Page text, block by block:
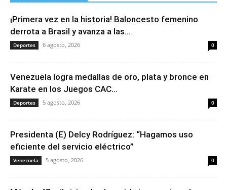
¡Primera vez en la historia! Baloncesto femenino
derrota a Brasil y avanza a las...
Deportes 6 agosto, 2026 0
Venezuela logra medallas de oro, plata y bronce en
Karate en los Juegos CAC...
Deportes 5 agosto, 2026 0
Presidenta (E) Delcy Rodríguez: “Hagamos uso
eficiente del servicio eléctrico”
Venezuela 5 agosto, 2026 0